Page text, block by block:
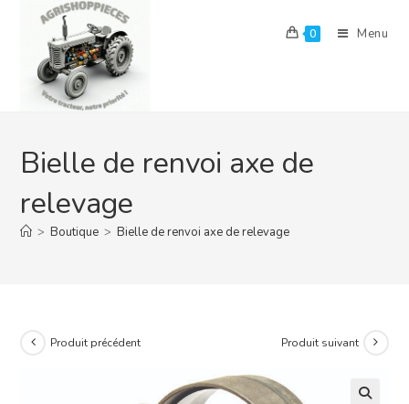
content
0 Menu
Bielle de renvoi axe de
relevage
> Boutique > Bielle de renvoi axe de relevage
Produit précédent Produit suivant